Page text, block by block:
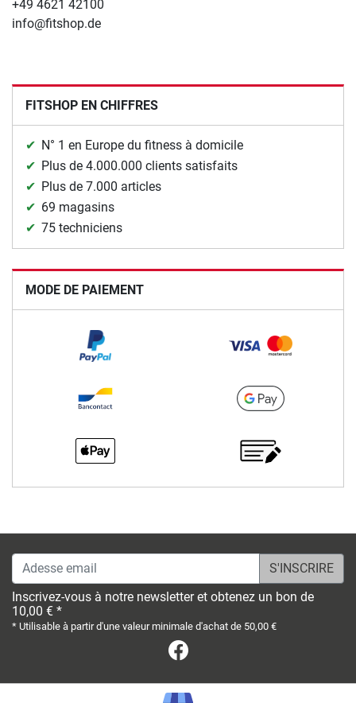
+49 4621 42100
info@fitshop.de
FITSHOP EN CHIFFRES
N° 1 en Europe du fitness à domicile
Plus de 4.000.000 clients satisfaits
Plus de 7.000 articles
69 magasins
75 techniciens
MODE DE PAIEMENT
Adesse email
Inscrivez-vous à notre newsletter et obtenez un bon de
10,00 € *
* Utilisable à partir d'une valeur minimale d'achat de 50,00 €